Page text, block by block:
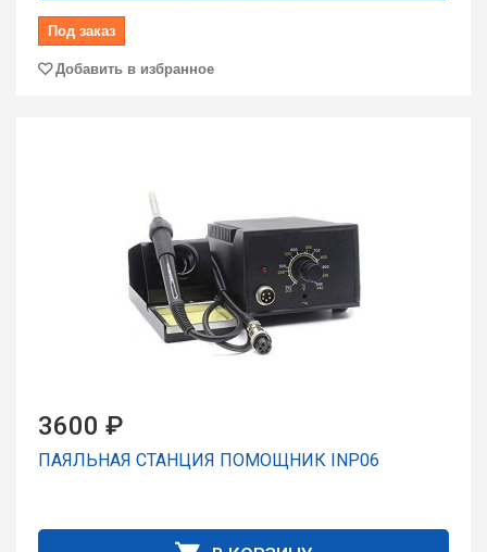
Под заказ
Добавить в избранное
3600 ₽
ПАЯЛЬНАЯ СТАНЦИЯ ПОМОЩНИК INP06